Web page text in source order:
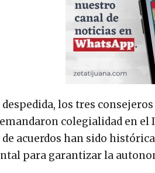
los tres
colegialidad en el
acuerdos han sido
para garantizar la